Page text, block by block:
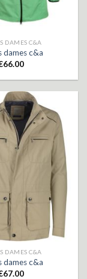
DAMES C&A
dames c&a
66.00
DAMES C&A
dames c&a
67.00